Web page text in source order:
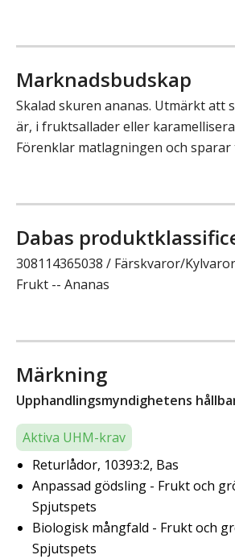
Marknadsbudskap
Skalad skuren ananas. Utmärkt att
är, i fruktsallader eller
Förenklar matlagningen och sparar
Dabas
308114365038 / Färskvaror/
Frukt -- Ananas
Märkning
Upphandlingsmyndighetens
Aktiva UHM-krav
Returlådor, 10393:2, Bas
Anpassad gödsling - Frukt och
Spjutspets
Biologisk mångfald - Frukt och
Spjutspets